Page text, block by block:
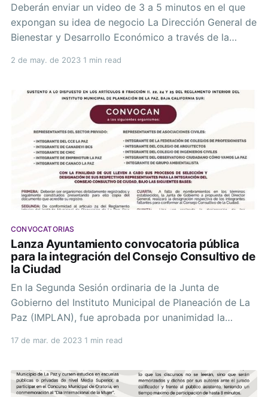
Deberán enviar un video de 3 a 5 minutos en el que
expongan su idea de negocio La Dirección General de
Bienestar y Desarrollo Económico a través de la
las niñas y niños que viven en La Paz y tienen una
2 de may. de 2023 1 min read
CONVOCATORIAS
Lanza Ayuntamiento convocatoria pública
para la integración del Consejo Consultivo de
la Ciudad
En la Segunda Sesión ordinaria de la Junta de
Gobierno del Instituto Municipal de Planeación de La
Paz (IMPLAN), fue aprobada por unanimidad la
Consultivo de la Ciudad del IMPLAN La Paz, la cual
Castro Ríos.
17 de mar. de 2023 1 min read